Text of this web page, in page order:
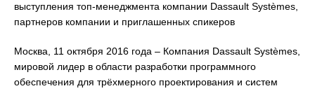
выступления топ-менеджмента компании Dassault Systèmes,
партнеров компании и приглашенных спикеров
Москва, 11 октября 2016 года – Компания Dassault Systèmes,
мировой лидер в области разработки программного
обеспечения для трёхмерного проектирования и систем